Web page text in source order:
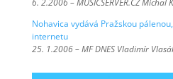
6. 2.2006 – MUSICSERVER.CZ Michal
Nohavica vydává Pražskou
internetu
25. 1.2006 – MF DNES Vladimír